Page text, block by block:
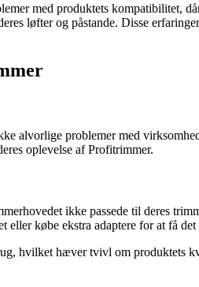
med produktets kompatibilitet,
løfter og påstande. Disse
alvorlige problemer med
oplevelse af Profitrimmer.
ikke passede til deres
eller købe ekstra adaptere for at få
hvilket hæver tvivl om produktets